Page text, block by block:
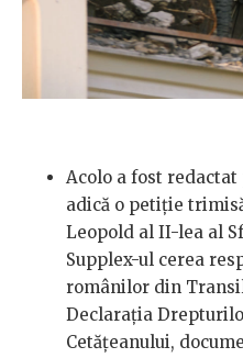
Acolo a fost
adică o petiție
Leopold al II-lea al
Supplex-ul cerea
românilor din
Declarația
Cetățeanului,